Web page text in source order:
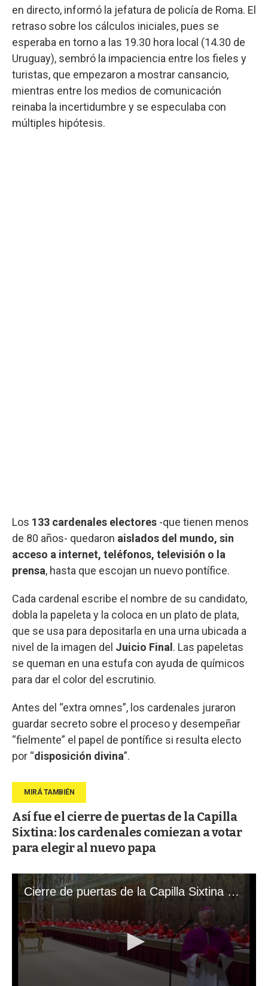
en directo, informó la jefatura de policía de Roma. El
retraso sobre los cálculos iniciales, pues se
esperaba en torno a las 19.30 hora local (14.30 de
Uruguay), sembró la impaciencia entre los fieles y
turistas, que empezaron a mostrar cansancio,
mientras entre los medios de comunicación
reinaba la incertidumbre y se especulaba con
múltiples hipótesis.
Los 133 cardenales electores -que tienen menos
de 80 años- quedaron aislados del mundo, sin
acceso a internet, teléfonos, televisión o la
prensa, hasta que escojan un nuevo pontífice.
Cada cardenal escribe el nombre de su candidato,
dobla la papeleta y la coloca en un plato de plata,
que se usa para depositarla en una urna ubicada a
nivel de la imagen del Juicio Final . Las papeletas
se queman en una estufa con ayuda de químicos
para dar el color del escrutinio.
Antes del “extra omnes”, los cardenales juraron
guardar secreto sobre el proceso y desempeñar
“fielmente” el papel de pontífice si resulta electo
por “disposición divina”.
Así fue el cierre de puertas de la Capilla
Sixtina: los cardenales comiezan a votar
para elegir al nuevo papa